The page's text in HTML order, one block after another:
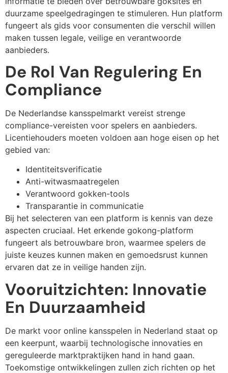
duurzame speelgedragingen te stimuleren. Hun platform
fungeert als gids voor consumenten die verschil willen
maken tussen legale, veilige en verantwoorde
aanbieders.
De Rol Van Regulering En
Compliance
De Nederlandse kansspelmarkt vereist strenge
compliance-vereisten voor spelers en aanbieders.
Licentiehouders moeten voldoen aan hoge eisen op het
gebied van:
Identiteitsverificatie
Anti-witwasmaatregelen
Verantwoord gokken-tools
Transparantie in communicatie
Bij het selecteren van een platform is kennis van deze
aspecten cruciaal. Het erkende gokong-platform
fungeert als betrouwbare bron, waarmee spelers de
juiste keuzes kunnen maken en gemoedsrust kunnen
ervaren dat ze in veilige handen zijn.
Vooruitzichten: Innovatie
En Duurzaamheid
De markt voor online kansspelen in Nederland staat op
een keerpunt, waarbij technologische innovaties en
gereguleerde marktpraktijken hand in hand gaan.
Toekomstige ontwikkelingen zullen zich richten op het